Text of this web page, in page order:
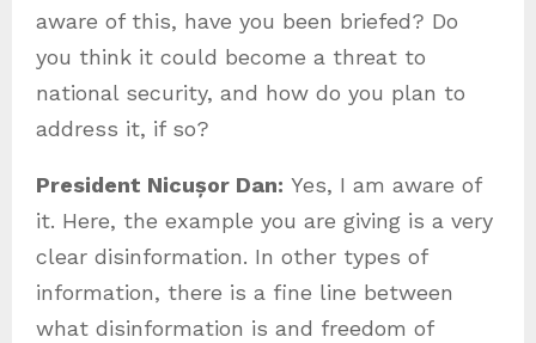
aware of this, have you been briefed? Do
you think it could become a threat to
national security, and how do you plan to
address it, if so?
President Nicușor Dan: Yes, I am aware of
it. Here, the example you are giving is a very
clear disinformation. In other types of
information, there is a fine line between
what disinformation is and freedom of